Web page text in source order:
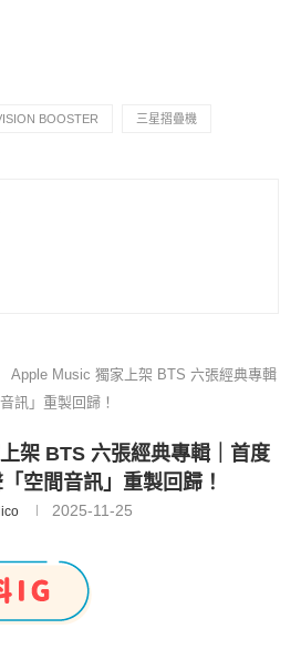
BOOSTER 三星摺疊機
Apple Music 獨家上架 BTS 六張經典專輯
訊」重製回歸！
架 BTS 六張經典專輯｜首度
空間音訊」重製回歸！
2025-11-25